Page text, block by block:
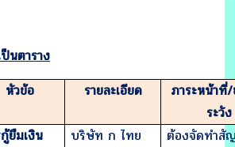
นตาราง
หัวข้อ
รายละเอียด
ภาระหน้าที่
ระวัง
ยืมเงิน
บริษัท ก ไทย
ต้องจัดทำสั